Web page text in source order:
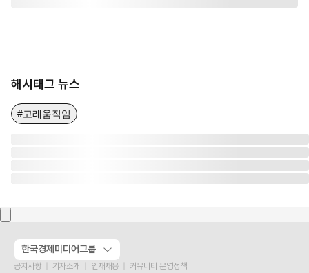
해시태그 뉴스
#고래움직임
한국경제미디어그룹
공지사항 기자소개 인재채용
커뮤니티 운영정책